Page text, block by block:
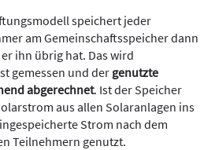
speichert jeder
am Gemeinschaftsspeicher dann
ihn übrig hat. Das wird
gemessen und der genutzte
abgerechnet. Ist der Speicher
aus allen Solaranlagen ins
Strom nach dem
Teilnehmern genutzt.